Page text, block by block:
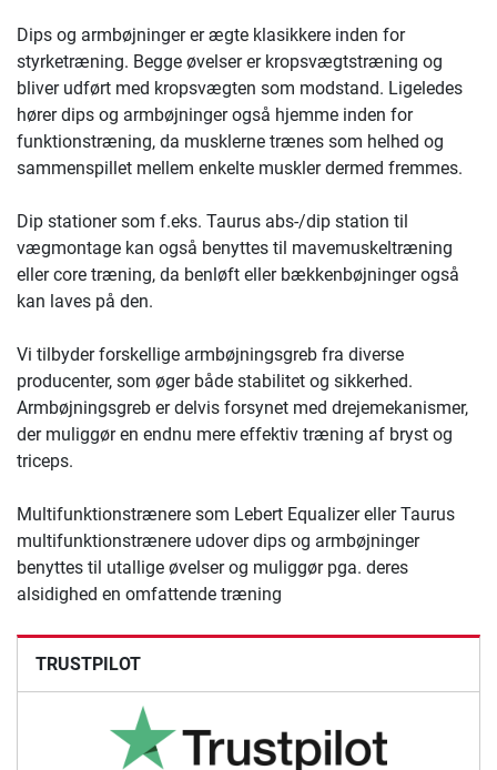
TRUSTPILOT
Dips og armbøjninger er ægte klasikkere inden for
styrketræning. Begge øvelser er kropsvægtstræning og
bliver udført med kropsvægten som modstand. Ligeledes
hører dips og armbøjninger også hjemme inden for
funktionstræning, da musklerne trænes som helhed og
sammenspillet mellem enkelte muskler dermed fremmes.
Dip stationer som f.eks. Taurus abs-/dip station til
vægmontage kan også benyttes til mavemuskeltræning
eller core træning, da benløft eller bækkenbøjninger også
kan laves på den.
Vi tilbyder forskellige armbøjningsgreb fra diverse
producenter, som øger både stabilitet og sikkerhed.
Armbøjningsgreb er delvis forsynet med drejemekanismer,
der muliggør en endnu mere effektiv træning af bryst og
triceps.
Multifunktionstrænere som Lebert Equalizer eller Taurus
multifunktionstrænere udover dips og armbøjninger
benyttes til utallige øvelser og muliggør pga. deres
alsidighed en omfattende træning